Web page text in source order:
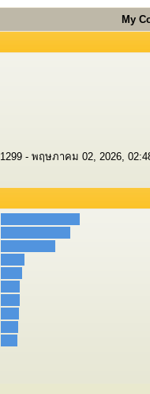
My
1299 - พฤษภาคม 02, 2026,